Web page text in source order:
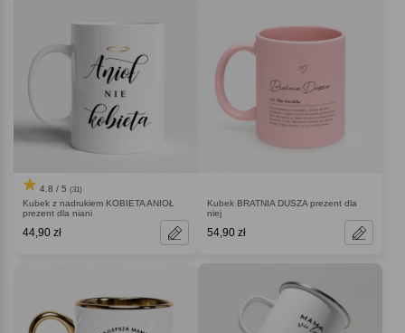
4.8 / 5 (31)
Kubek z nadrukiem KOBIETA ANIOŁ
prezent dla niani
44,90 zł
Kubek BRATNIA DUSZA prezent dla
niej
54,90 zł